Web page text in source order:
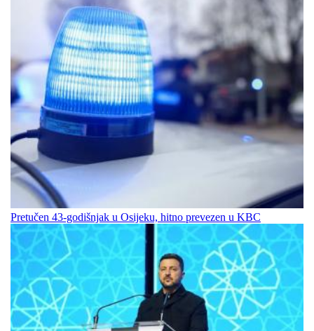
Pretučen 43-godišnjak u Osijeku, hitno prevezen u KBC